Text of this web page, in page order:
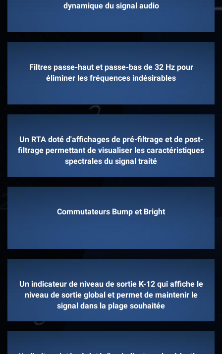
dynamique du signal audio
Filtres passe-haut et passe-bas de 32 Hz pour
éliminer les fréquences indésirables
Un RTA doté d'affichages de pré-filtrage et de post-
filtrage permettant de visualiser les caractéristiques
spectrales du signal traité
Commutateurs Bump et Bright
Un indicateur de niveau de sortie K-12 qui affiche le
niveau de sortie global et permet de maintenir le
signal dans la plage souhaitée